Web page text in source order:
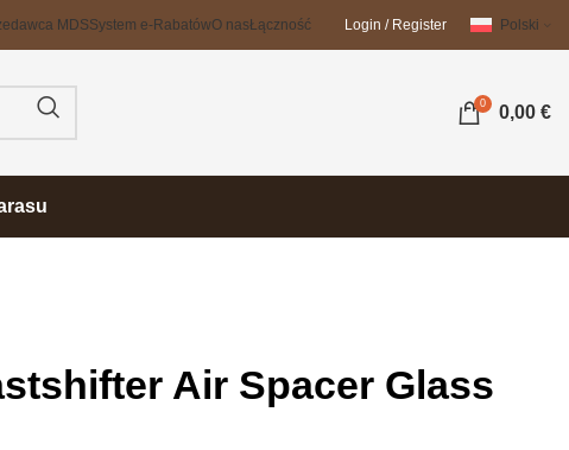
MDSSystem e-RabatówO nasŁączność Login / Register Polski
0 0,00 €
Air Spacer Glass